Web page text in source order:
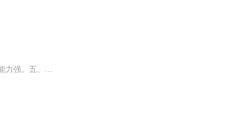
【内容简介】现代特工具备的六大素质一、观察能力强。二、应变能力强。三、隐蔽能力强。四、移动能力强。五、动手能力强。六、社交能力强。现代特工的六强素质被运用到没有高科技的支持，没有精良武器做后盾的古代会是什么样的？当一个优秀的现代女特工意...